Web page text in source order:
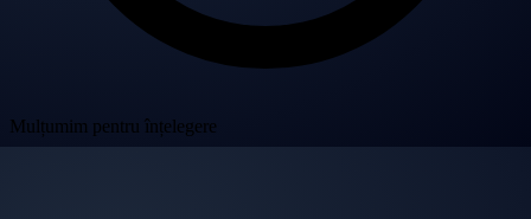
Mulțumim pentru înțelegere